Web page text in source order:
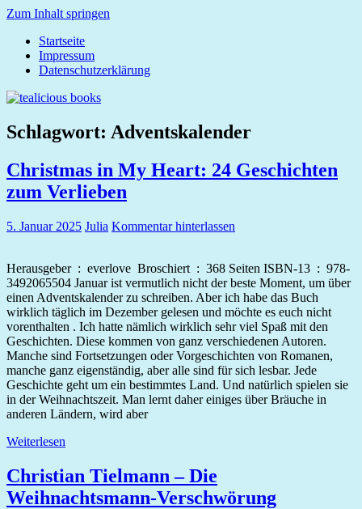
Zum Inhalt springen
tealicious
books
Startseite
Impressum
Datenschutzerklärung
Schlagwort: Adventskalender
Christmas in My Heart: 24 Geschichten
zum Verlieben
5. Januar 2025 Julia Kommentar hinterlassen
Herausgeber ‏ : ‎ everlove Broschiert ‏ : ‎ 368 Seiten ISBN-13 ‏ : ‎ 978-
3492065504 Januar ist vermutlich nicht der beste Moment, um über
einen Adventskalender zu schreiben. Aber ich habe das Buch
wirklich täglich im Dezember gelesen und möchte es euch nicht
vorenthalten . Ich hatte nämlich wirklich sehr viel Spaß mit den
Geschichten. Diese kommen von ganz verschiedenen Autoren.
Manche sind Fortsetzungen oder Vorgeschichten von Romanen,
manche ganz eigenständig, aber alle sind für sich lesbar. Jede
Geschichte geht um ein bestimmtes Land. Und natürlich spielen sie
in der Weihnachtszeit. Man lernt daher einiges über Bräuche in
anderen Ländern, wird aber
Weiterlesen
Christian Tielmann – Die
Weihnachtsmann-Verschwörung